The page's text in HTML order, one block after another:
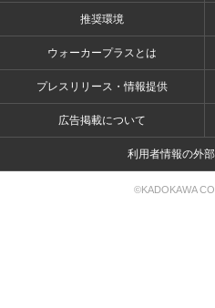
推奨環境
ウォーカープラスとは
プレスリリース・情報提供
広告掲載について
利用者情報の外
©KADOKAWA